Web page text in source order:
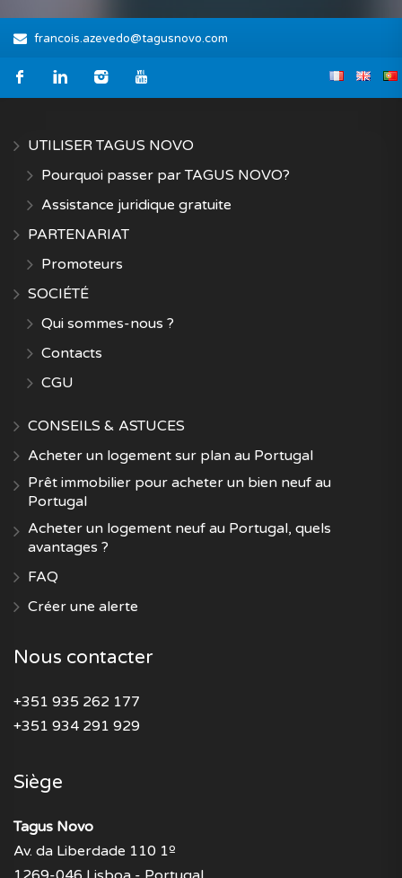
francois.azevedo@tagusnovo.com
UTILISER TAGUS NOVO
Pourquoi passer par TAGUS NOVO?
Assistance juridique gratuite
PARTENARIAT
Promoteurs
SOCIÉTÉ
Qui sommes-nous ?
Contacts
CGU
CONSEILS & ASTUCES
Acheter un logement sur plan au Portugal
Prêt immobilier pour acheter un bien neuf au
Portugal
Acheter un logement neuf au Portugal, quels
avantages ?
FAQ
Créer une alerte
Nous contacter
+351 935 262 177
+351 934 291 929
Siège
Tagus Novo
Av. da Liberdade 110 1º